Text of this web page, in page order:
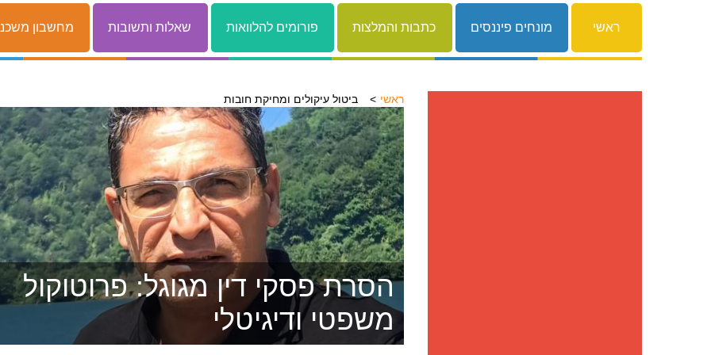
ראשי מונחים פיננסים כתבות והמלצות פורומים להלוואות שאלות ותשובות מחשבון
ראשי ביטול עיקולים ומחיקת חובות
הסרת פסקי דין מגוגל: פרוטוקול
משפטי ודיגיטלי